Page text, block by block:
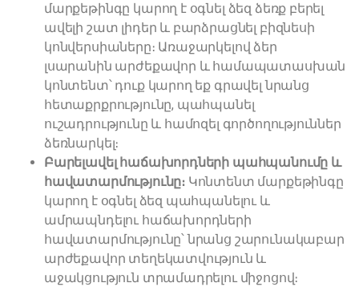
մարքեթինգը կարող է օգնել ձեզ ձեռք բերել
ավելի շատ լիդեր և բարձրացնել բիզնեսի
կոնվերսիաները։ Առաջարկելով ձեր
լսարանին արժեքավոր և համապատասխան
կոնտենտ՝ դուք կարող եք գրավել նրանց
հետաքրքրությունը, պահպանել
ուշադրությունը և համոզել գործողություններ
ձեռնարկել։
Բարելավել հաճախորդների պահպանումը և
հավատարմությունը։ Կոնտենտ մարքեթինգը
կարող է օգնել ձեզ պահպանելու և
ամրապնդելու հաճախորդների
հավատարմությունը՝ նրանց շարունակաբար
արժեքավոր տեղեկատվություն և
աջակցություն տրամադրելու միջոցով։